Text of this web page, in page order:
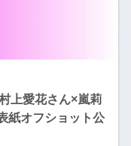
上愛花さん×嵐莉
紙オフショット公